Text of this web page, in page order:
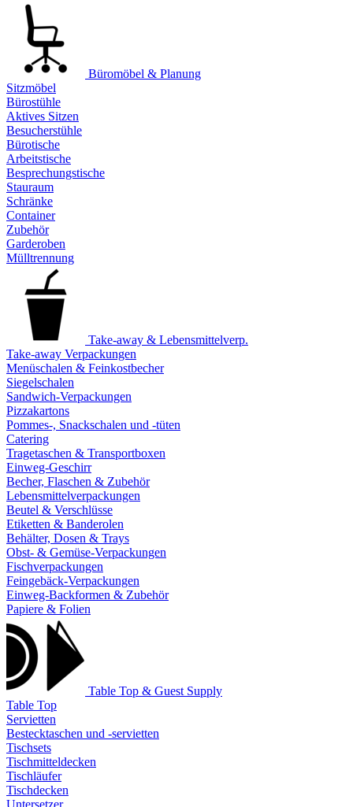
Büromöbel & Planung
Sitzmöbel
Bürostühle
Aktives Sitzen
Besucherstühle
Bürotische
Arbeitstische
Besprechungstische
Stauraum
Schränke
Container
Zubehör
Garderoben
Mülltrennung
Take-away & Lebensmittelverp.
Take-away Verpackungen
Menüschalen & Feinkostbecher
Siegelschalen
Sandwich-Verpackungen
Pizzakartons
Pommes-, Snackschalen und -tüten
Catering
Tragetaschen & Transportboxen
Einweg-Geschirr
Becher, Flaschen & Zubehör
Lebensmittelverpackungen
Beutel & Verschlüsse
Etiketten & Banderolen
Behälter, Dosen & Trays
Obst- & Gemüse-Verpackungen
Fischverpackungen
Feingebäck-Verpackungen
Einweg-Backformen & Zubehör
Papiere & Folien
Table Top & Guest Supply
Table Top
Servietten
Bestecktaschen und -servietten
Tischsets
Tischmitteldecken
Tischläufer
Tischdecken